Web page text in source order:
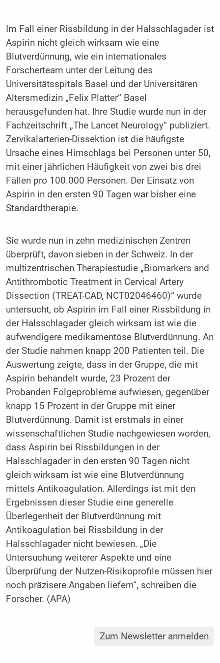
Im Fall einer Rissbildung in der Halsschlagader ist
Aspirin nicht gleich wirksam wie eine
Blutverdünnung, wie ein internationales
Forscherteam unter der Leitung des
Universitätsspitals Basel und der Universitären
Altersmedizin „Felix Platter“ Basel
herausgefunden hat. Ihre Studie wurde nun in der
Fachzeitschrift „The Lancet Neurology“ publiziert.
Zervikalarterien-Dissektion ist die häufigste
Ursache eines Hirnschlags bei Personen unter 50,
mit einer jährlichen Häufigkeit von zwei bis drei
Fällen pro 100.000 Personen. Der Einsatz von
Aspirin in den ersten 90 Tagen war bisher eine
Standardtherapie.
Sie wurde nun in zehn medizinischen Zentren
überprüft, davon sieben in der Schweiz. In der
multizentrischen Therapiestudie „Biomarkers and
Antithrombotic Treatment in Cervical Artery
Dissection (TREAT-CAD, NCT02046460)“ wurde
untersucht, ob Aspirin im Fall einer Rissbildung in
der Halsschlagader gleich wirksam ist wie die
aufwendigere medikamentöse Blutverdünnung. An
der Studie nahmen knapp 200 Patienten teil. Die
Auswertung zeigte, dass in der Gruppe, die mit
Aspirin behandelt wurde, 23 Prozent der
Probanden Folgeprobleme aufwiesen, gegenüber
knapp 15 Prozent in der Gruppe mit einer
Blutverdünnung. Damit ist erstmals in einer
wissenschaftlichen Studie nachgewiesen worden,
dass Aspirin bei Rissbildungen in der
Halsschlagader in den ersten 90 Tagen nicht
gleich wirksam ist wie eine Blutverdünnung
mittels Antikoagulation. Allerdings ist mit den
Ergebnissen dieser Studie eine generelle
Überlegenheit der Blutverdünnung mit
Antikoagulation bei Rissbildung in der
Halsschlagader nicht bewiesen. „Die
Untersuchung weiterer Aspekte und eine
Überprüfung der Nutzen-Risikoprofile müssen hier
noch präzisere Angaben liefern“, schreiben die
Forscher. (APA)
Zum Newsletter anmelden